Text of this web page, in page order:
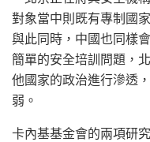
對象當中則既有專制國
與此同時，中國也同樣
簡單的安全培訓問題，
他國家的政治進行滲透
弱。
卡內基基金會的兩項研